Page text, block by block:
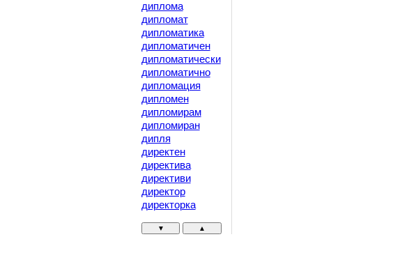
диплома
дипломат
дипломатика
дипломатичен
дипломатически
дипломатично
дипломация
дипломен
дипломирам
дипломиран
дипля
директен
директива
директиви
директор
директорка
▼ ▲